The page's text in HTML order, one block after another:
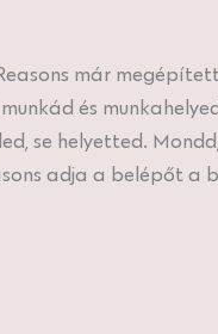
Reasons már
és
se helyetted.
adja a belépőt a